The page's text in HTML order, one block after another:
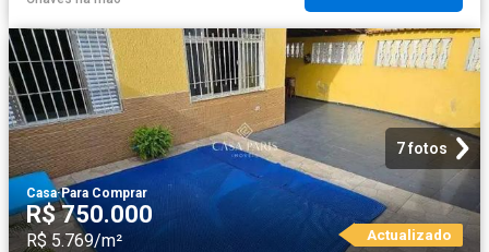
7 fotos
Casa·Para Comprar
R$ 750.000
R$ 5.769/m² Actualizado